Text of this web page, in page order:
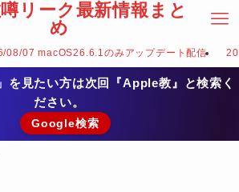
リーク最新情報まと
め
08/07 macOS26.6.1のみアップデート配信
を見たい方は次回『Apple教』と検索く
ださい。
Google検索